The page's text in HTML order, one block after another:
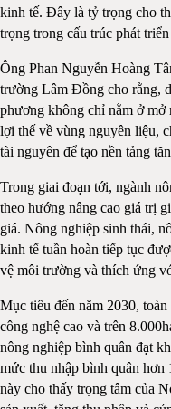
kinh tế. Đây là tỷ trọng cho
trọng trong cấu trúc phát
Ông Phan Nguyễn Hoàng
trường Lâm Đồng cho rằng,
phương không chỉ nằm ở mở
lợi thế về vùng nguyên liệu,
tài nguyên để tạo nền tảng
Trong giai đoạn tới, ngành
theo hướng nâng cao giá trị
giá. Nông nghiệp sinh thái,
kinh tế tuần hoàn tiếp tục
vệ môi trường và thích ứng
Mục tiêu đến năm 2030,
công nghệ cao và trên
nông nghiệp bình quân đạt
mức thu nhập bình quân
này cho thấy trọng tâm của